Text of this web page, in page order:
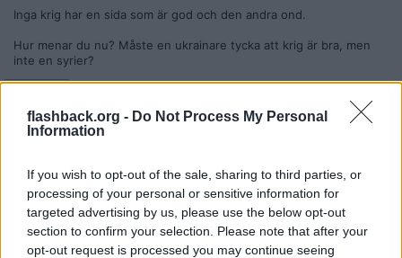
flashback.org - Do Not Process My Personal
Information
If you wish to opt-out of the sale, sharing to third parties, or
processing of your personal or sensitive information for
targeted advertising by us, please use the below opt-out
section to confirm your selection. Please note that after your
opt-out request is processed you may continue seeing
Inga krig har en sida som är god och den andra ond.
Hur menar du nu? Måste en ukrainare tycka att krig är bra, men
inte en syrier?
Citera
Medlem
Inlägg: 15 580
Citat:
Ursprungligen postat avHulebacken
Inga krig har en sida som är god och den andra ond.